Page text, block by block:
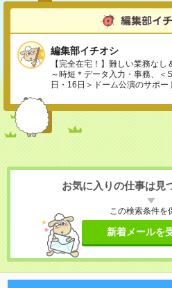
編集部イチオシ
【完全在宅！】難しい業務な
～時短＊データ入力・事務、＜
日・16日＞ドーム公演のサポー
お気に入りの仕事は見
この検索条件を
新着メールを